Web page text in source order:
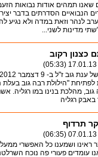
שאנו תמהים אודות נבואות
הנבואיים הסדרתים בדבר
לנהר וזאת במדה ולא נגיע
מדינות לשני...
כצנון רקוב
17.01.13 (05:33)
"הילולת רבה גוב בעלת
מהלכת בנינו במו רגליה.
באבק רגליה
תרדוף
07.01.13 (06:35)
ראינו ושמענו כל האפשרי
עומדים פעורי פה נוכח